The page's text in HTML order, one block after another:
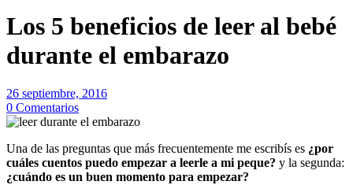
Los 5 beneficios de leer al bebé
durante el embarazo
26 septiembre, 2016
0 Comentarios
Una de las preguntas que más frecuentemente me escribís es ¿por
cuáles cuentos puedo empezar a leerle a mi peque? y la segunda:
¿cuándo es un buen momento para empezar?